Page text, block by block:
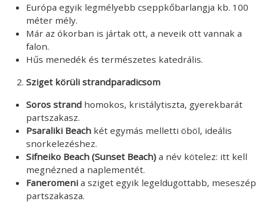
Európa egyik legmélyebb cseppkőbarlangja kb. 100
méter mély.
Már az ókorban is jártak ott, a neveik ott vannak a
falon.
Hűs menedék és természetes katedrális.
Sziget körüli strandparadicsom
Soros strand homokos, kristálytiszta, gyerekbarát
partszakasz.
Psaraliki Beach két egymás melletti öböl, ideális
snorkelezéshez.
Sifneiko Beach (Sunset Beach) a név kötelez: itt kell
megnézned a naplementét.
Faneromeni a sziget egyik legeldugottabb, meseszép
partszakasza.